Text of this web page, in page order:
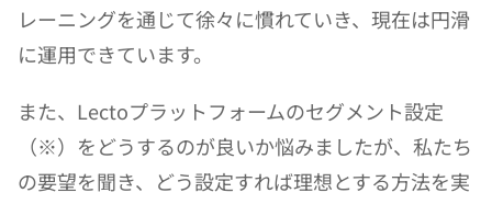
レーニングを通じて徐々に慣れていき、現在は円滑
に運用できています。
また、Lectoプラットフォームのセグメント設定
（※）をどうするのが良いか悩みましたが、私たち
の要望を聞き、どう設定すれば理想とする方法を実